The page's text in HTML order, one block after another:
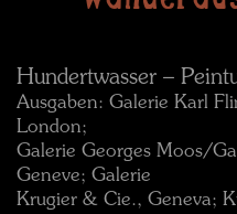
Hundertwasser –
Ausgaben: Galerie Karl
London;
Galerie Georges Moos/
Geneve; Galerie
Krugier & Cie., Geneva;